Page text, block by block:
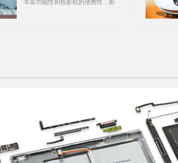
丰富功能性和投影机的便携性，那